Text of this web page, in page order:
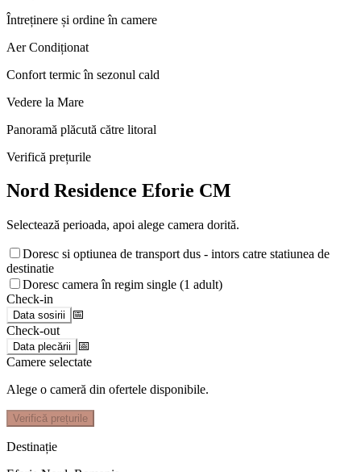
Întreținere și ordine în camere
Aer Condiționat
Confort termic în sezonul cald
Vedere la Mare
Panoramă plăcută către litoral
Verifică prețurile
Nord Residence Eforie CM
Selectează perioada, apoi alege camera dorită.
Doresc si optiunea de transport dus - intors catre statiunea de
destinatie
Doresc camera în regim single (1 adult)
Check-in
Data sosirii
📅
Check-out
Data plecării
📅
Camere selectate
Alege o cameră din ofertele disponibile.
Verifică prețurile
Destinație